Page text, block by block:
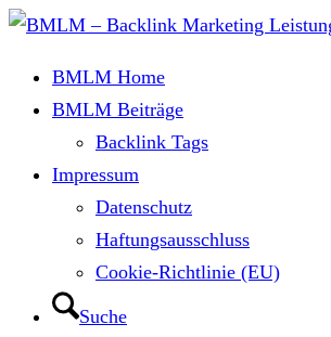
BMLM Home
BMLM Beiträge
Backlink Tags
Impressum
Datenschutz
Haftungsausschluss
Cookie-Richtlinie (EU)
Suche